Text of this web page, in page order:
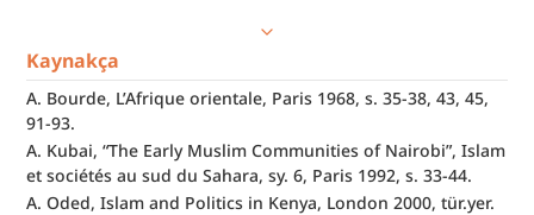
Kaynakça
A. Bourde, L’Afrique orientale, Paris 1968, s. 35-38, 43, 45,
91-93.
A. Kubai, “The Early Muslim Communities of Nairobi”, Islam
et sociétés au sud du Sahara, sy. 6, Paris 1992, s. 33-44.
A. Oded, Islam and Politics in Kenya, London 2000, tür.yer.